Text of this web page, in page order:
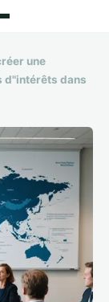
une
d"intérêts dans